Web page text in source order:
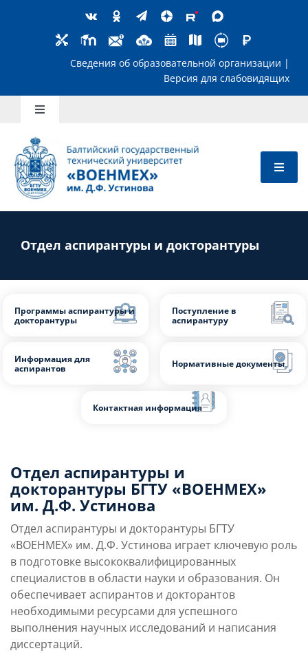
Сведения об образовательной
Toggle
Школьникам
Абитуриентам
Преподавателям
Слушателям
Партнерам
Отдел аспирантуры и докторантуры
Программы аспирантуры и
докторантуры
Поступление в
Контактная информация
Отдел аспирантуры и
докторантуры БГТУ «ВОЕНМЕХ»
им. Д.Ф. Устинова
Отдел аспирантуры и докторантуры БГТУ
«ВОЕНМЕХ» им. Д.Ф. Устинова играет ключевую роль
в подготовке высококвалифицированных
специалистов в области науки и образования. Он
обеспечивает аспирантов и докторантов
необходимыми ресурсами для успешного
выполнения научных исследований и написания
диссертаций.